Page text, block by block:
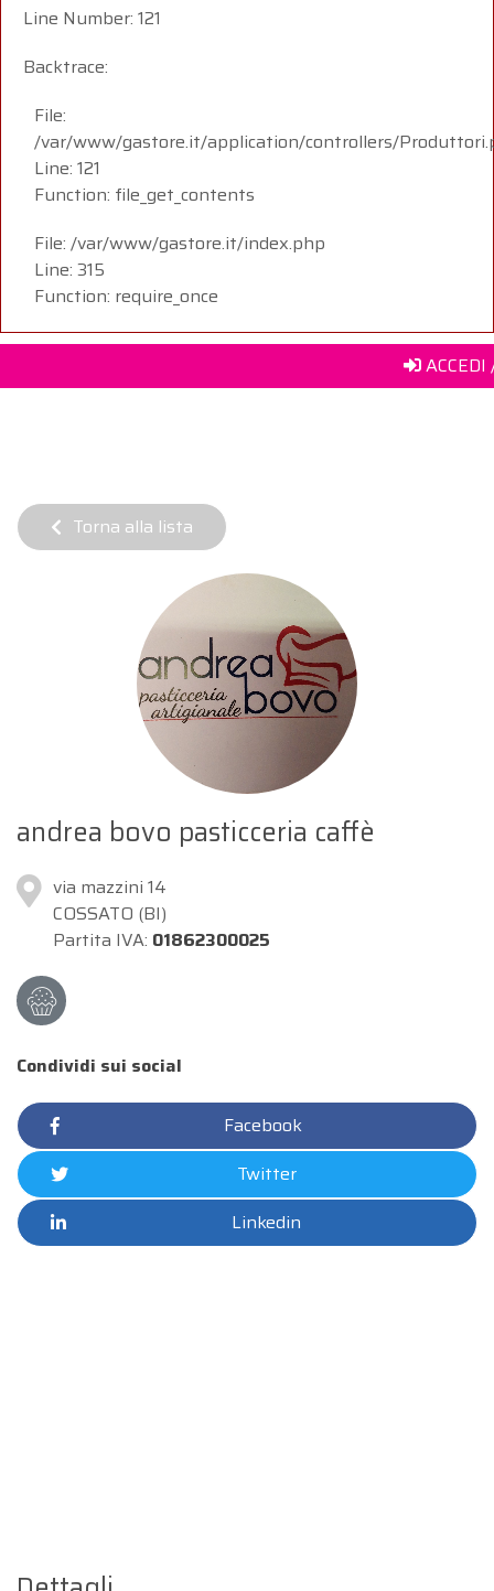
Line Number: 121
Backtrace:
File:
/var/www/gastore.it/application/controllers/
Line: 121
Function: file_get_contents
File: /var/www/gastore.it/index.php
Line: 315
Function: require_once
Torna alla lista
andrea bovo pasticceria caffè
via mazzini 14
COSSATO (BI)
Partita IVA: 01862300025
Condividi sui social
Facebook
Twitter
Linkedin